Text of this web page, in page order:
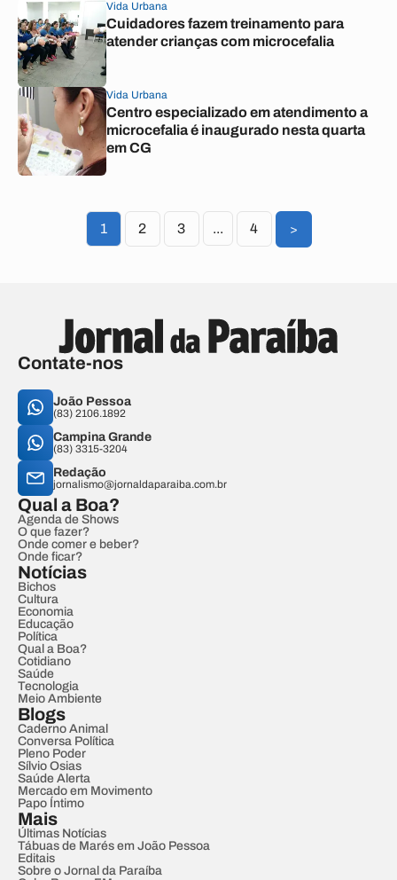
Vida Urbana
Cuidadores fazem treinamento para
atender crianças com microcefalia
Vida Urbana
Centro especializado em atendimento a
microcefalia é inaugurado nesta quarta
em CG
1 2 3 ... 4 >
Contate-nos
João Pessoa
(83) 2106.1892
Campina Grande
(83) 3315-3204
Redação
jornalismo@jornaldaparaiba.com.br
Qual a Boa?
Agenda de Shows
O que fazer?
Onde comer e beber?
Onde ficar?
Notícias
Bichos
Cultura
Economia
Educação
Política
Qual a Boa?
Cotidiano
Saúde
Tecnologia
Meio Ambiente
Blogs
Caderno Animal
Conversa Política
Pleno Poder
Sílvio Osias
Saúde Alerta
Mercado em Movimento
Papo Íntimo
Mais
Últimas Notícias
Tábuas de Marés em João Pessoa
Editais
Sobre o Jornal da Paraíba